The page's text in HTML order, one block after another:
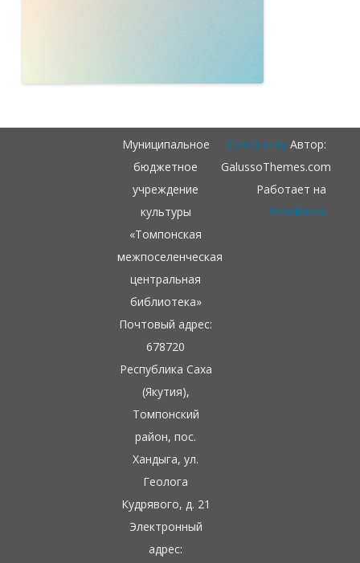
Муниципальное
бюджетное
учреждение
культуры
«Томпонская
межпоселенческая
центральная
библиотека»
Почтовый адрес:
678720
Республика Саха
(Якутия),
Томпонский
район, пос.
Хандыга, ул.
Геолога
Кудрявого, д. 21
Электронный
адрес:
ZeroGravityАвтор:
GalussoThemes.com
Работает на
WordPress